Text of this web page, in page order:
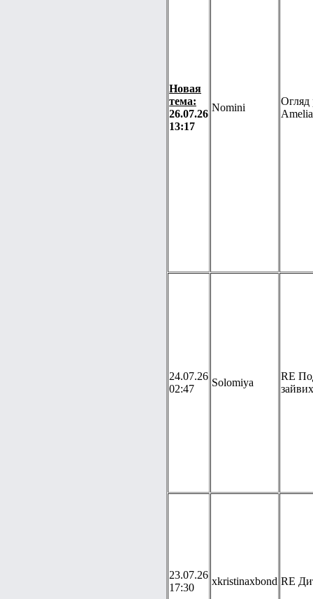
Новая
тема:
26.07.26
13:17
Nomini
Огляд
24.07.26
02:47
Solomiya
RE
23.07.26
17:30
xkristinaxbond RE